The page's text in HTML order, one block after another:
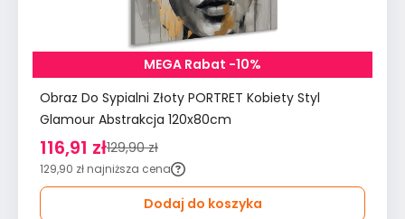
MEGA Rabat -10%
Obraz Do Sypialni Złoty PORTRET Kobiety Styl
Glamour Abstrakcja 120x80cm
116,91 zł129,90 zł
129,90 zł najniższa cena
Dodaj do koszyka